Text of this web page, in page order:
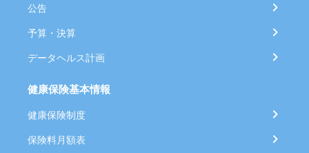
公告
予算・決算
データヘルス計画
健康保険基本情報
健康保険制度
保険料月額表